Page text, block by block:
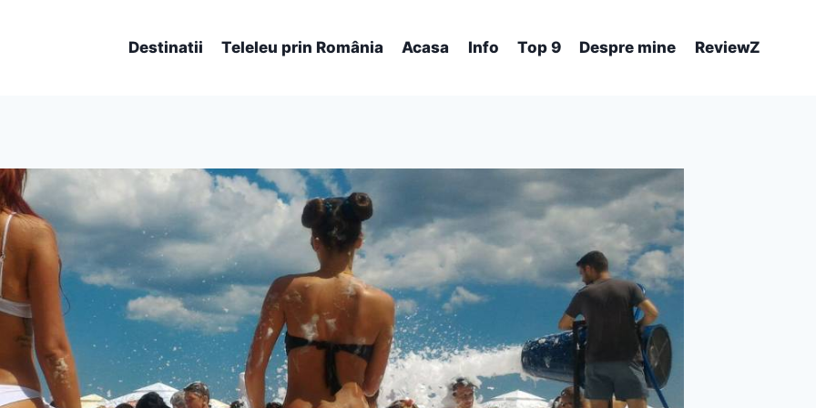
Destinatii Teleleu prin România Acasa Info Top 9 Despre mine ReviewZ